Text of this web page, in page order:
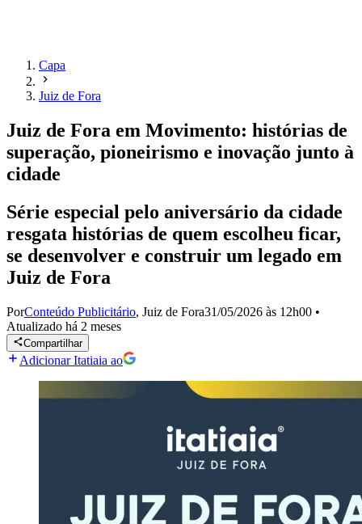
Capa
Juiz de Fora
Juiz de Fora em Movimento: histórias de
superação, pioneirismo e inovação junto à
cidade
Série especial pelo aniversário da cidade
resgata histórias de quem escolheu ficar,
se desenvolver e construir um legado em
Juiz de Fora
PorConteúdo Publicitário, Juiz de Fora31/05/2026 às 12h00 •
Atualizado há 2 meses
Compartilhar
Adicionar Itatiaia ao